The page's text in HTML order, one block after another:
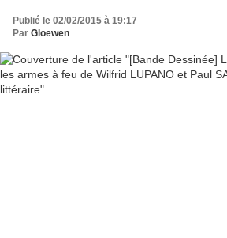
Publié le 02/02/2015 à 19:17
Par Gloewen